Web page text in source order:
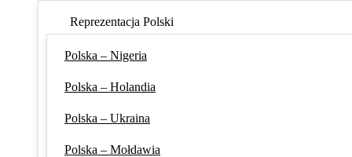
Reprezentacja Polski
Polska – Nigeria
Polska – Holandia
Polska – Ukraina
Polska – Mołdawia